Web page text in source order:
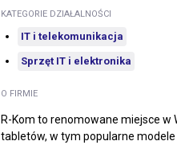
O FIRMIE
R-Kom to renomowane miejsce
tabletów, w tym popularne
KATEGORIE DZIAŁALNOŚCI
IT i telekomunikacja
Sprzęt IT i elektronika